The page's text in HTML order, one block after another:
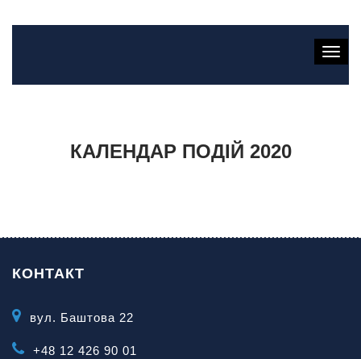
КАЛЕНДАР ПОДІЙ 2020
КОНТАКТ
вул. Баштова 22
+48 12 426 90 01